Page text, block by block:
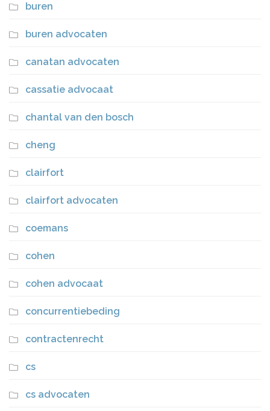
buren
buren advocaten
canatan advocaten
cassatie advocaat
chantal van den bosch
cheng
clairfort
clairfort advocaten
coemans
cohen
cohen advocaat
concurrentiebeding
contractenrecht
cs
cs advocaten